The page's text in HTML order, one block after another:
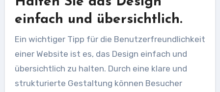
einfach und übersichtlich.
Ein wichtiger Tipp für die Benutzerfreundlichkeit
einer Website ist es, das Design einfach und
übersichtlich zu halten. Durch eine klare und
strukturierte Gestaltung können Besucher